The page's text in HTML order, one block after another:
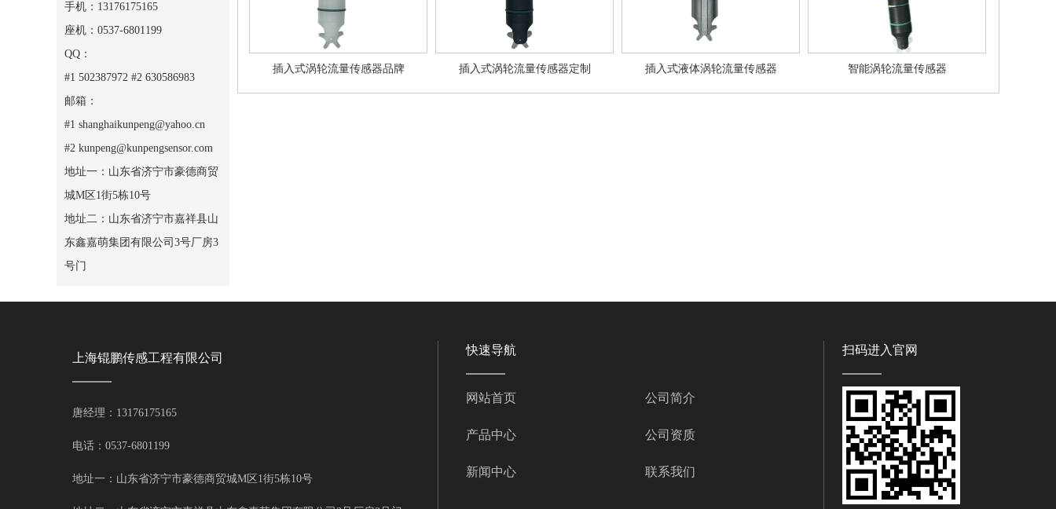
手机：13176175165
座机：0537-6801199
QQ：
#1 502387972 #2 630586983
邮箱：
#1 shanghaikunpeng@yahoo.cn
#2 kunpeng@kunpengsensor.com
地址一：山东省济宁市豪德商贸
城M区1街5栋10号
地址二：山东省济宁市嘉祥县山
东鑫嘉萌集团有限公司3号厂房3
号门
插入式涡轮流量传感器品牌 插入式涡轮流量传感器定制 插入式液体涡轮流量传感器 智能涡轮流量传感器
上海锟鹏传感工程有限公司
唐经理：13176175165
电话：0537-6801199
地址一：山东省济宁市豪德商贸城M区1街5栋10号
快速导航
网站首页 公司简介
产品中心 公司资质
新闻中心 联系我们
扫码进入官网